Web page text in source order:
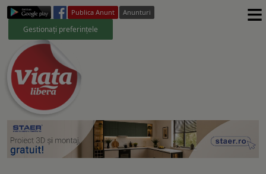
Publica Anunt Anunturi
Gestionați preferințele ≡